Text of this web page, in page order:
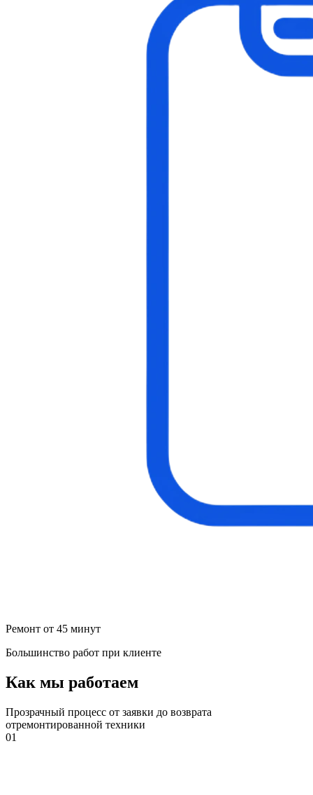
Ремонт от 45 минут
Большинство работ при клиенте
Как мы работаем
Прозрачный процесс от заявки до возврата
отремонтированной техники
01